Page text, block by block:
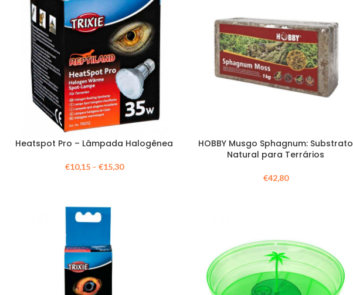
Heatspot Pro – Lâmpada Halogênea
€10,15– €15,30
HOBBY Musgo Sphagnum: Substrato
Natural para Terrários
€42,80